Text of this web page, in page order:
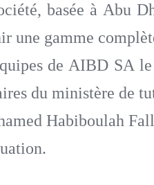
basée à Abu
une gamme
de AIBD SA
du ministère de
Habiboulah